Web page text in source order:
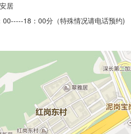
居
00-----18：00分（特殊情况请电话预约)